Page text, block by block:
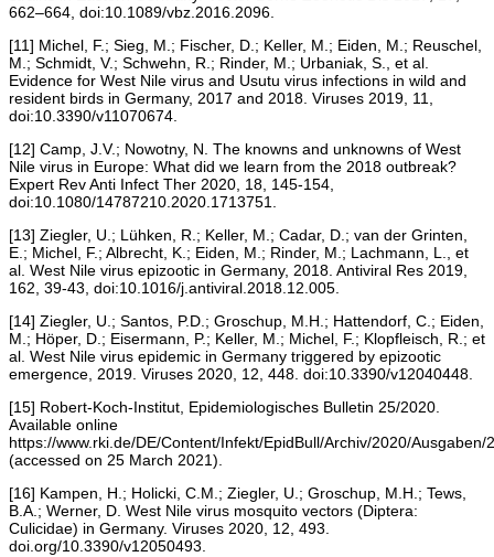
662–664, doi:10.1089/vbz.2016.2096.
[11] Michel, F.; Sieg, M.; Fischer, D.; Keller, M.; Eiden, M.; Reuschel,
M.; Schmidt, V.; Schwehn, R.; Rinder, M.; Urbaniak, S., et al.
Evidence for West Nile virus and Usutu virus infections in wild and
resident birds in Germany, 2017 and 2018. Viruses 2019, 11,
doi:10.3390/v11070674.
[12] Camp, J.V.; Nowotny, N. The knowns and unknowns of West
Nile virus in Europe: What did we learn from the 2018 outbreak?
Expert Rev Anti Infect Ther 2020, 18, 145-154,
doi:10.1080/14787210.2020.1713751.
[13] Ziegler, U.; Lühken, R.; Keller, M.; Cadar, D.; van der Grinten,
E.; Michel, F.; Albrecht, K.; Eiden, M.; Rinder, M.; Lachmann, L., et
al. West Nile virus epizootic in Germany, 2018. Antiviral Res 2019,
162, 39-43, doi:10.1016/j.antiviral.2018.12.005.
[14] Ziegler, U.; Santos, P.D.; Groschup, M.H.; Hattendorf, C.; Eiden,
M.; Höper, D.; Eisermann, P.; Keller, M.; Michel, F.; Klopfleisch, R.; et
al. West Nile virus epidemic in Germany triggered by epizootic
emergence, 2019. Viruses 2020, 12, 448. doi:10.3390/v12040448.
[15] Robert-Koch-Institut, Epidemiologisches Bulletin 25/2020.
Available online
https://www.rki.de/DE/Content/Infekt/EpidBull/Archiv/2020/Ausgaben/
(accessed on 25 March 2021).
[16] Kampen, H.; Holicki, C.M.; Ziegler, U.; Groschup, M.H.; Tews,
B.A.; Werner, D. West Nile virus mosquito vectors (Diptera:
Culicidae) in Germany. Viruses 2020, 12, 493.
doi.org/10.3390/v12050493.